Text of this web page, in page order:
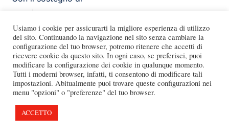
FacebookInstagram
X Youtube
Usiamo i cookie per assicurarti la migliore esperienza di utilizzo
del sito. Continuando la navigazione nel sito senza cambiare la
configurazione del tuo browser, potremo ritenere che accetti di
ricevere cookie da questo sito. In ogni caso, se preferisci, puoi
modificare la configurazione dei cookie in qualunque momento.
Tutti i moderni browser, infatti, ti consentono di modificare tali
impostazioni. Abitualmente puoi trovare queste configurazioni nei
menu "opzioni" o "preferenze" del tuo browser.
ACCETTO